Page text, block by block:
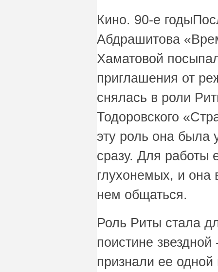
Кино. 90-е
Абдрашитова
Хаматовой
приглашения от
снялась в роли
Тодоровского
эту роль она была
сразу. Для работы
глухонемых, и она
нем общаться.
Роль Риты стала
поистине звездной
признали ее